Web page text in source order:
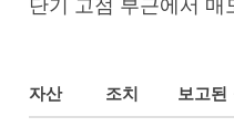
단기 고점 부근에서
자산 조치 보고된